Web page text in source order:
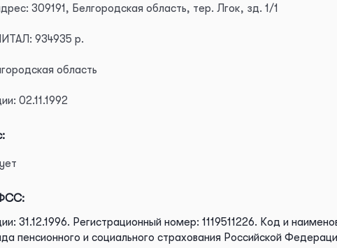
309191, Белгородская область, тер. Лгок, зд. 1/1
934935 р.
область
02.11.1992
ФСС:
31.12.1996. Регистрационный номер: 1119511226. Код и
пенсионного и социального страхования Российской